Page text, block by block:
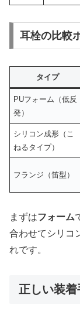
耳栓の比較
タイプ
PUフォーム（低反
発）
シリコン成形（こ
ねるタイプ）
フランジ（笛型）
まずはフォーム
合わせてシリコ
れです。
正しい装着